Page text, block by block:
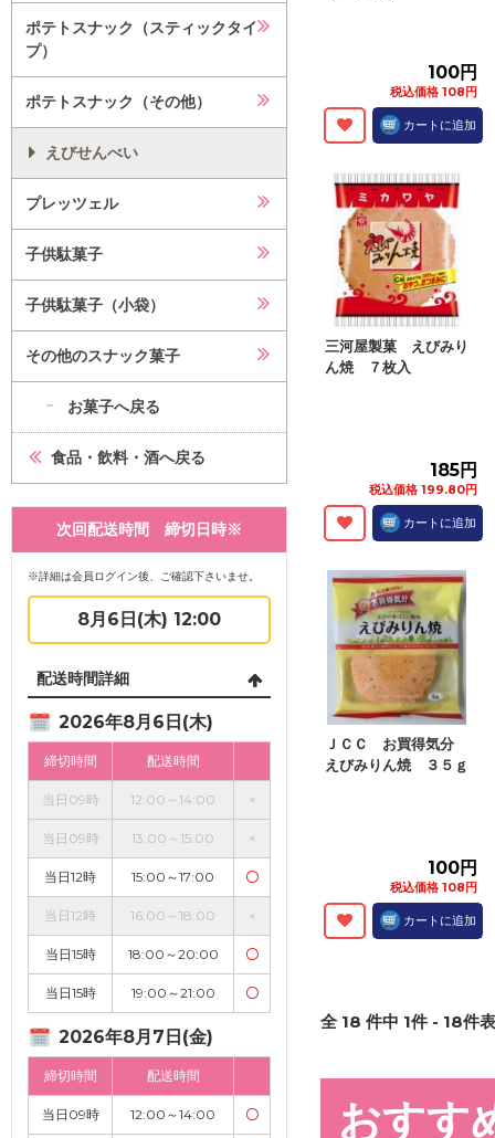
ポテトスナック（スティックタイ
プ）
ポテトスナック（その他）
えびせんべい
プレッツェル
子供駄菓子
子供駄菓子（小袋）
その他のスナック菓子
お菓子へ戻る
食品・飲料・酒へ戻る
次回配送時間 締切日時※
※詳細は会員ログイン後、ご確認下さいませ。
8月6日(木) 12:00
配送時間詳細
2026年8月6日(木)
締切時間 配送時間
当日09時 12:00～14:00 ×
当日09時 13:00～15:00 ×
当日12時 15:00～17:00 〇
当日12時 16:00～18:00 ×
当日15時 18:00～20:00 〇
当日15時 19:00～21:00 〇
2026年8月7日(金)
締切時間 配送時間
当日09時 12:00～14:00 〇
100円
税込価格 108円
カートに追加
三河屋製菓 えびみり
ん焼 ７枚入
185円
税込価格 199.80円
カートに追加
ＪＣＣ お買得気分
えびみりん焼 ３５ｇ
100円
税込価格 108円
カートに追加
全 18 件中 1件 - 18件
おすす